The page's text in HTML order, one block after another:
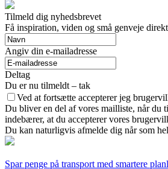
Tilmeld dig nyhedsbrevet
Få inspiration, viden og små genveje
Angiv din e-mailadresse
Deltag
Du er nu tilmeldt – tak
Ved at fortsætte accepterer jeg
Du bliver en del af vores mailliste, når du
indebærer, at du accepterer vores
Du kan naturligvis afmelde dig når som
Spar penge på transport med smartere